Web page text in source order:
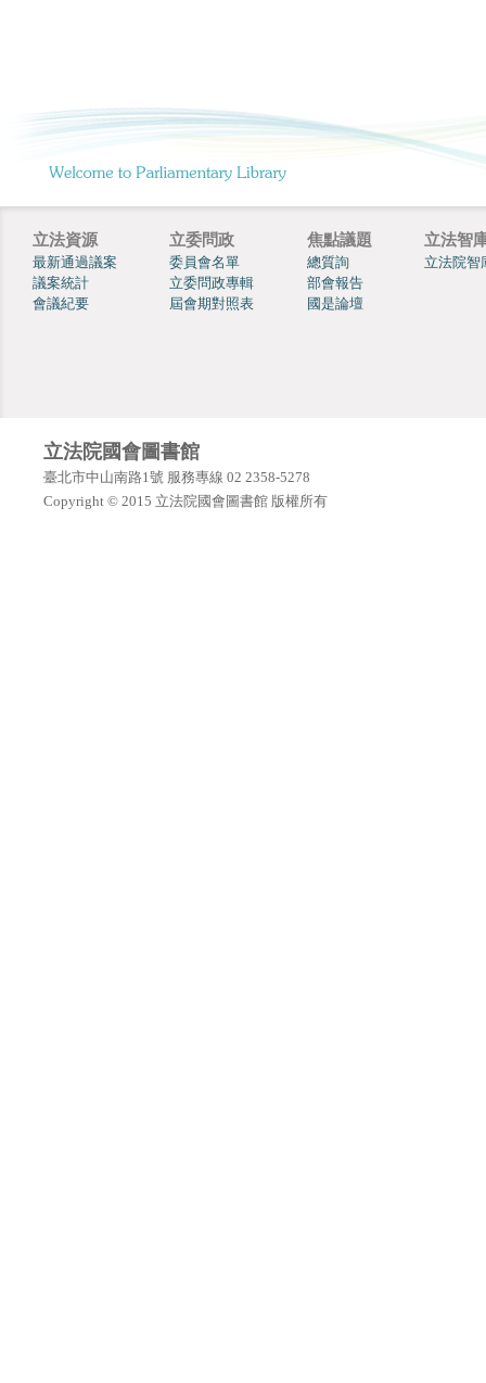
立法資源
最新通過議案
議案統計
會議紀要
立委問政
委員會名單
立委問政專輯
屆會期對照表
焦點議題
總質詢
部會報告
國是論壇
立法智
立法院智
立法院國會圖書館
臺北市中山南路1號 服務專線 02 2358-5278
Copyright © 2015 立法院國會圖書館 版權所有